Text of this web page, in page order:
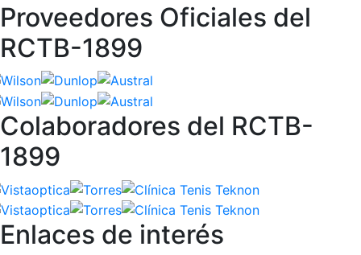
Proveedores Oficiales del
RCTB-1899
Colaboradores del RCTB-
1899
Enlaces de interés